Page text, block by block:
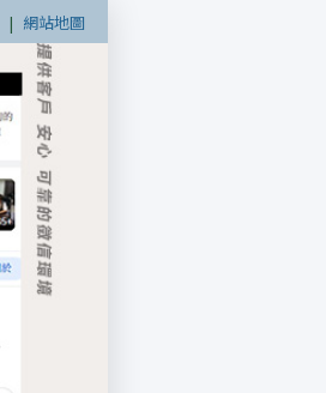
| 網站地圖